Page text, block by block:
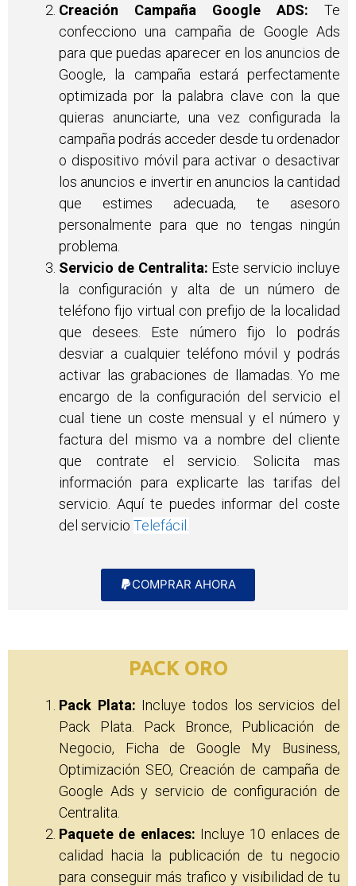
Creación Campaña Google ADS: Te
confecciono una campaña de Google Ads
para que puedas aparecer en los anuncios de
Google, la campaña estará perfectamente
optimizada por la palabra clave con la que
quieras anunciarte, una vez configurada la
campaña podrás acceder desde tu ordenador
o dispositivo móvil para activar o desactivar
los anuncios e invertir en anuncios la cantidad
que estimes adecuada, te asesoro
personalmente para que no tengas ningún
problema.
Servicio de Centralita: Este servicio incluye
la configuración y alta de un número de
teléfono fijo virtual con prefijo de la localidad
que desees. Este número fijo lo podrás
desviar a cualquier teléfono móvil y podrás
activar las grabaciones de llamadas. Yo me
encargo de la configuración del servicio el
cual tiene un coste mensual y el número y
factura del mismo va a nombre del cliente
que contrate el servicio. Solicita mas
información para explicarte las tarifas del
servicio. Aquí te puedes informar del coste
del servicio Telefácil.
COMPRAR AHORA
PACK ORO
Pack Plata: Incluye todos los servicios del
Pack Plata. Pack Bronce, Publicación de
Negocio, Ficha de Google My Business,
Optimización SEO, Creación de campaña de
Google Ads y servicio de configuración de
Centralita.
Paquete de enlaces: Incluye 10 enlaces de
calidad hacia la publicación de tu negocio
para conseguir más trafico y visibilidad de tu